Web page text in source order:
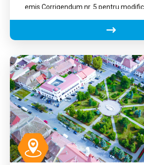
emis Corrigendum nr. 5 pentru
solicitantului aferent Intervenției…